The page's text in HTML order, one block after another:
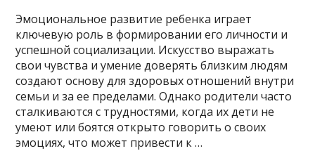
Эмоциональное развитие ребенка играет
ключевую роль в формировании его личности и
успешной социализации. Искусство выражать
свои чувства и умение доверять близким людям
создают основу для здоровых отношений внутри
семьи и за ее пределами. Однако родители часто
сталкиваются с трудностями, когда их дети не
умеют или боятся открыто говорить о своих
эмоциях, что может привести к …